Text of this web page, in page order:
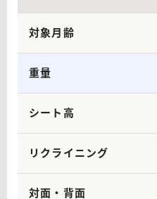
対象月齢
重量
シート高
リクライニング
対面・背面